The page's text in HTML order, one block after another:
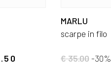
MARLU
scarpe in filo
€ 35.00-30%